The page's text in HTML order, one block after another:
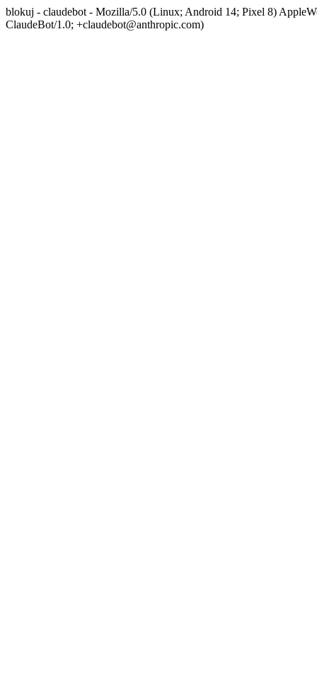
blokuj - claudebot - Mozilla/5.0 (Linux; Android 14; Pixel 8)
ClaudeBot/1.0; +claudebot@anthropic.com)